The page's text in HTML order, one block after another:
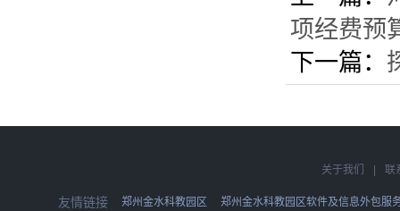
项经费预
下一篇：
关于我们 联
友情链接 郑州金水科教园区 郑州金水科教园区软件及信息外包服